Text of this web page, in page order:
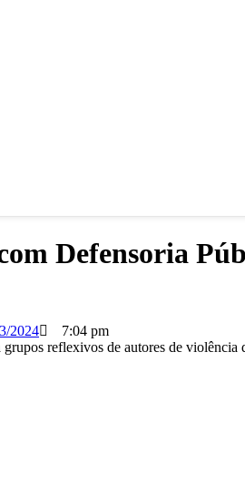
Defensoria
2024 7:04 pm